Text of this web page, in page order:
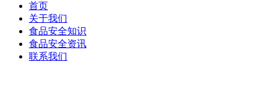
首页
关于我们
食品安全知识
食品安全资讯
联系我们